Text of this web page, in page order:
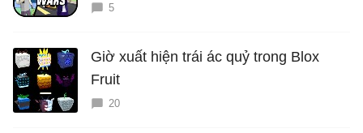
5
Giờ xuất hiện trái ác quỷ trong Blox
Fruit
20